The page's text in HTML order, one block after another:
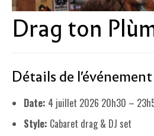
DÉTAIL DES ÉVÉNEMENTS
LA SAISON CULTURELLE
LE PROJET DE TERRITOIRE
LE CAFÉ/RESTO
Drag ton
Détails de l'événement
Date: 4 juillet 2026 20h30 –
Style: Cabaret drag & DJ set